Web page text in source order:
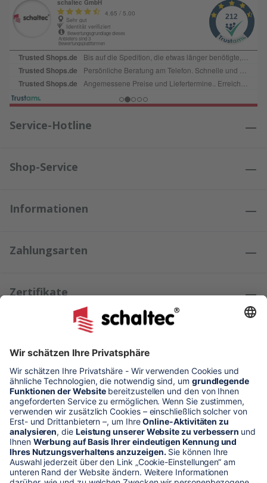
Service-Hotline
Shop-Service
Informationen
Zahlungsarten
Zertifikate
Kundenmeinungen
* Alle Preise verstehen sich zzgl. Mehrwertsteuer und Versandkosten